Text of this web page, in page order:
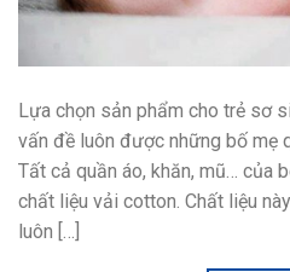
Lựa chọn sản phẩm cho trẻ sơ
vấn đề luôn được những bố mẹ
Tất cả quần áo, khăn, mũ… của
chất liệu vải cotton. Chất liệu
luôn […]